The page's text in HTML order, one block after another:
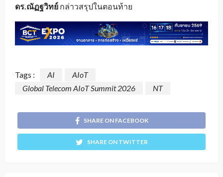
ดร.ณัฏฐวิทย์ กล่าวสรุปในตอนท้าย
Tags : AI
AIoT
Global Telecom AIoT Summit 2026
NT
SHARE ON FACEBOOK
SHARE ON TWITTER